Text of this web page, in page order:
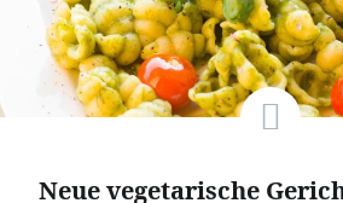
Neue vegetarische